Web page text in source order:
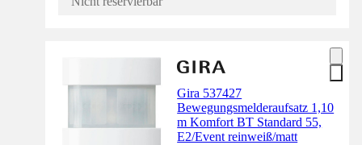
Gira 537427
Bewegungsmelderaufsatz 1,10
m Komfort BT Standard 55,
E2/Event reinweiß/matt